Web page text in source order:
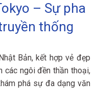
– Sự pha
thống
Bản, kết hợp vẻ đẹp
các ngôi đền thần thoại,
phá sự đa dạng văn